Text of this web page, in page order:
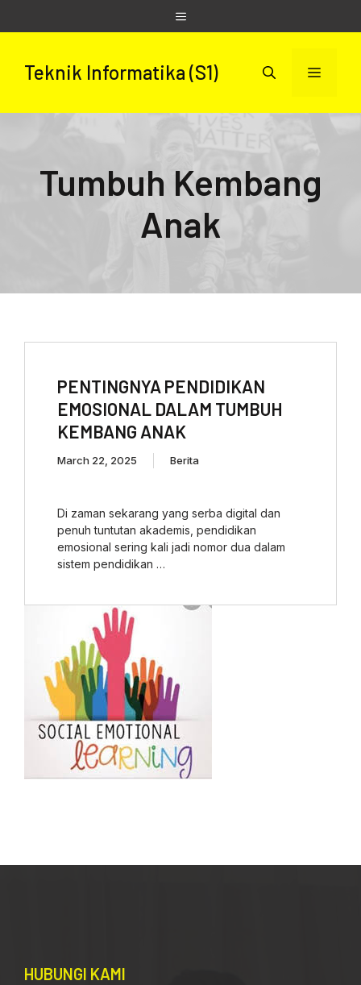
to
Menu
Teknik Informatika (S1) Menu
Tumbuh Kembang
Anak
PENTINGNYA PENDIDIKAN
EMOSIONAL DALAM TUMBUH
KEMBANG ANAK
March 22, 2025 Berita
Di zaman sekarang yang serba digital dan
penuh tuntutan akademis, pendidikan
emosional sering kali jadi nomor dua dalam
sistem pendidikan …
HUBUNGI KAMI